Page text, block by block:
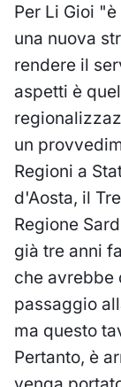
Per Li Gioi
una nuova
rendere il
aspetti è
un
Regioni a
d'Aosta, il
Regione
già tre anni
che avrebbe
passaggio
ma questo
Pertanto, è